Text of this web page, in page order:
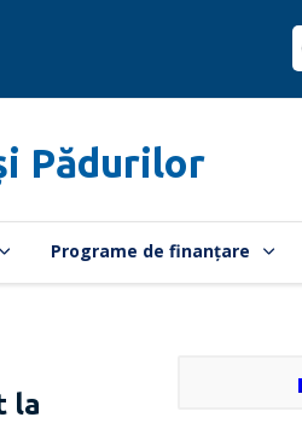
Pădurilor
Programe de finanțare
la